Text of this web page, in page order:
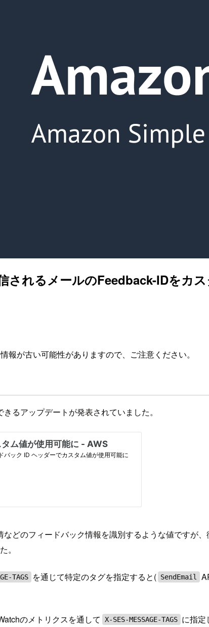
されるメールのFeedback-IDをカ
が古い可能性がありますので、ご注意ください。
るアップデートが発表されていました。
どのフィードバック情報を識別するような値ですが
。
TAGS を通じて特定のタグを指定すると( SendEmail
のメトリクスを通して X-SES-MESSAGE-TAGS に指定